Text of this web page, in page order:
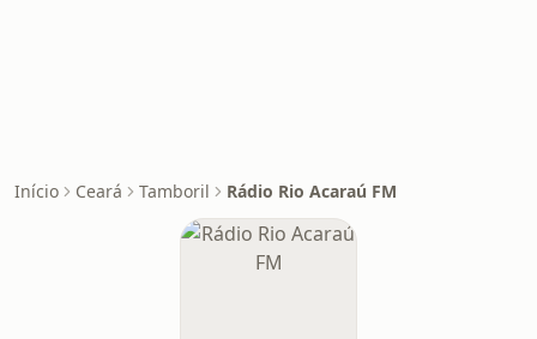
Início Ceará Tamboril Rádio Rio Acaraú FM